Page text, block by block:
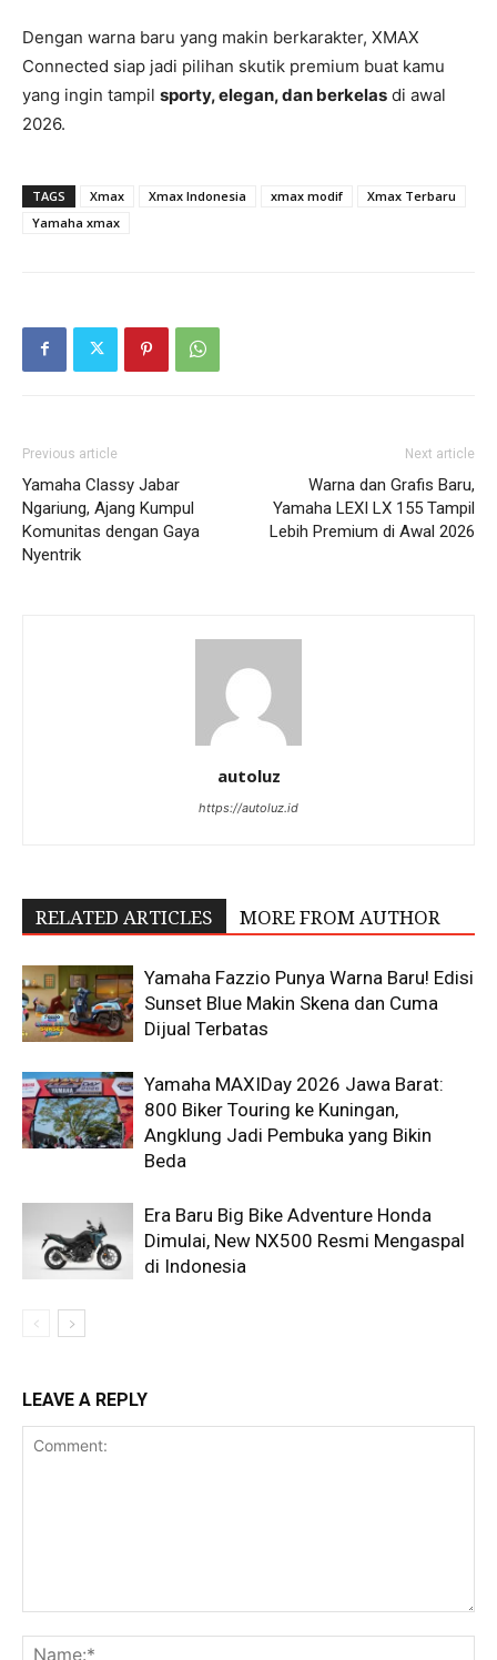
Dengan warna baru yang makin berkarakter, XMAX
Connected siap jadi pilihan skutik premium buat kamu
yang ingin tampil sporty, elegan, dan berkelas di awal
2026.
TAGS Xmax Xmax Indonesia xmax modif
Xmax Terbaru
Yamaha xmax
Previous article
Yamaha Classy Jabar
Ngariung, Ajang Kumpul
Komunitas dengan Gaya
Nyentrik
Next article
Warna dan Grafis Baru,
Yamaha LEXI LX 155 Tampil
Lebih Premium di Awal 2026
autoluz
https://autoluz.id
RELATED ARTICLES MORE FROM AUTHOR
Yamaha Fazzio Punya Warna Baru! Edisi
Sunset Blue Makin Skena dan Cuma
Dijual Terbatas
Yamaha MAXIDay 2026 Jawa Barat:
800 Biker Touring ke Kuningan,
Angklung Jadi Pembuka yang Bikin
Beda
Era Baru Big Bike Adventure Honda
Dimulai, New NX500 Resmi Mengaspal
di Indonesia
LEAVE A REPLY